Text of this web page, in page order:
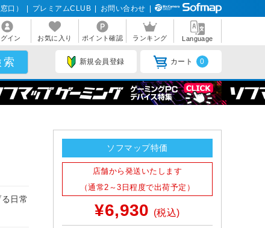
口） プレミアムCLUB お問い合わせ
イン お気に入り ポイント確認 ランキング Language
新規会員登録 カート 0
日常
ソフマップ特価
店舗から発送いたします
（通常2～3日程度で出荷予定）
¥6,930 (税込)